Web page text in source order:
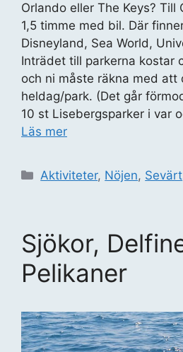
Orlando eller The Keys? Till
1,5 timme med bil. Där
Disneyland, Sea World,
Inträdet till parkerna kostar
och ni måste räkna med att
heldag/park. (Det går
10 st Lisebergsparker i var
Läs mer
Kategorier
Aktiviteter, Nöjen, Sevärt
Sjökor,
Pelikaner